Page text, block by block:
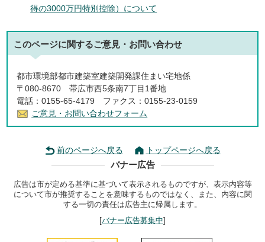
得の3000万円特別控除）について
このページに関するご意見・お問い合わせ
都市環境部都市建築室建築開発課住まい宅地係
〒080-8670 帯広市西5条南7丁目1番地
電話：0155-65-4179 ファクス：0155-23-0159
ご意見・お問い合わせフォーム
前のページへ戻る トップページへ戻る
バナー広告
広告は市が定める基準に基づいて表示されるものですが、表示内容等
について市が推奨することを意味するものではなく、また、内容に関
する一切の責任は広告主に帰属します。
[バナー広告募集中]